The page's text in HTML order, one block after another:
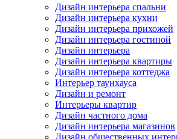
Дизайн интерьера спальни
Дизайн интерьера кухни
Дизайн интерьера прихожей
Дизайн интерьера гостиной
Дизайн интерьера
Дизайн интерьера квартиры
Дизайн интерьера коттеджа
Интерьер таунхауса
Дизайн и ремонт
Интерьеры квартир
Дизайн частного дома
Дизайн интерьера магазинов
Дизайн общественных